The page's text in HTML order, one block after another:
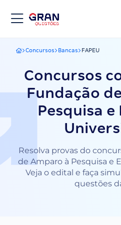
Gran Questões
Concursos Bancas FAPEU
Concursos
Fundação
Pesquisa e
Resolva provas do
de Amparo à Pesquisa e
Veja o edital e faça
questões